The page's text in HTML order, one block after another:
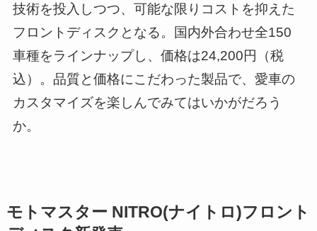
技術を投入しつつ、可能な限りコストを抑えた
フロントディスクとなる。国内外合わせ全150
車種をラインナップし、価格は24,200円（税
込）。品質と価格にこだわった製品で、愛車の
カスタマイズを楽しんでみてはいかがだろう
か。
モトマスター NITRO(ナイトロ)フロント